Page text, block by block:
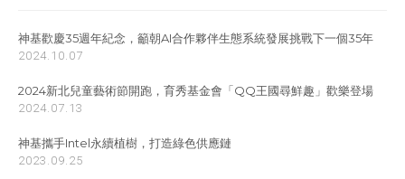
神基歡慶35週年紀念，籲朝AI合作夥伴生態系統發展挑戰下一個35年
2024.10.07
2024新北兒童藝術節開跑，育秀基金會「QQ王國尋鮮趣」歡樂登場
2024.07.13
神基攜手Intel永續植樹，打造綠色供應鏈
2023.09.25